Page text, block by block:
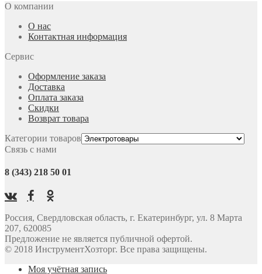
О компании
О нас
Контактная информация
Сервис
Оформление заказа
Доставка
Оплата заказа
Скидки
Возврат товара
Категории товаров
Связь с нами
8 (343) 218 50 01
Россия, Свердловская область, г. Екатеринбург, ул. 8 Марта
207, 620085
Предложение не является публичной офертой.
© 2018 ИнструментХозторг. Все права защищены.
Моя учётная запись